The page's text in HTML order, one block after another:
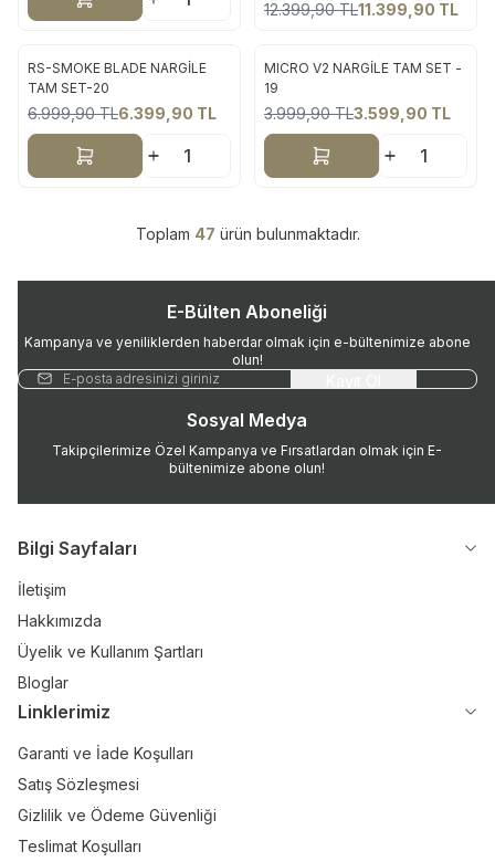
12.399,90TL11.399,90 TL
Yeni
%9
RS-SMOKE BLADE NARGİLE
TAM SET-20
6.999,90TL6.399,90 TL
Sepete Ekle
Yeni
%10
MICRO V2 NARGİLE TAM SET -
19
3.999,90TL3.599,90 TL
Sepete Ekle
Toplam 47 ürün bulunmaktadır.
E-Bülten Aboneliği
Kampanya ve yeniliklerden haberdar olmak için e-bültenimize abone
olun!
Sosyal Medya
Takipçilerimize Özel Kampanya ve Fırsatlardan olmak için E-
bültenimize abone olun!
Bilgi Sayfaları
İletişim
Hakkımızda
Üyelik ve Kullanım Şartları
Bloglar
Linklerimiz
Garanti ve İade Koşulları
Satış Sözleşmesi
Gizlilik ve Ödeme Güvenliği
Teslimat Koşulları